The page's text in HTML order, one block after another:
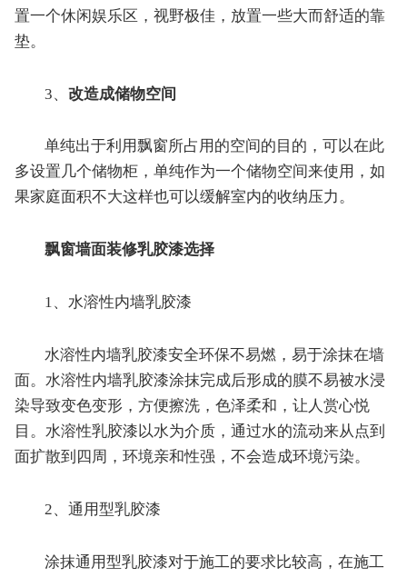
置一个休闲娱乐区，视野极佳，放置一些大而舒适的靠
垫。
3、改造成储物空间
单纯出于利用飘窗所占用的空间的目的，可以在此
多设置几个储物柜，单纯作为一个储物空间来使用，如
果家庭面积不大这样也可以缓解室内的收纳压力。
飘窗墙面装修乳胶漆选择
1、水溶性内墙乳胶漆
水溶性内墙乳胶漆安全环保不易燃，易于涂抹在墙
面。水溶性内墙乳胶漆涂抹完成后形成的膜不易被水浸
染导致变色变形，方便擦洗，色泽柔和，让人赏心悦
目。水溶性乳胶漆以水为介质，通过水的流动来从点到
面扩散到四周，环境亲和性强，不会造成环境污染。
2、通用型乳胶漆
涂抹通用型乳胶漆对于施工的要求比较高，在施工